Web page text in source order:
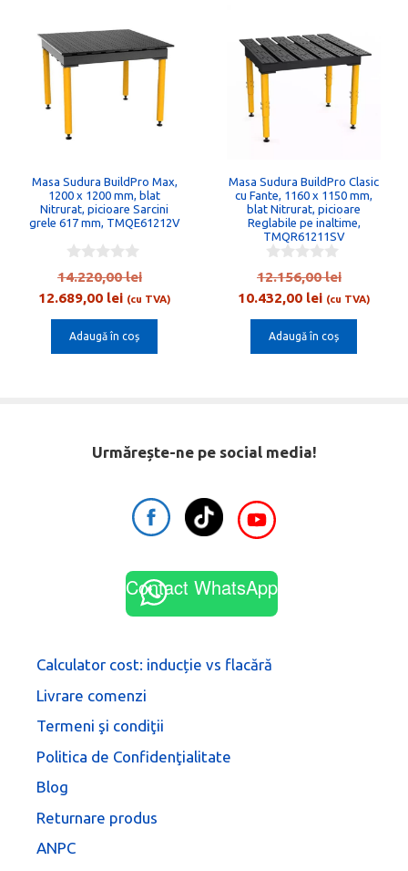
Masa Sudura BuildPro Max,
1200 x 1200 mm, blat
Nitrurat, picioare Sarcini
grele 617 mm, TMQE61212V
0
o
u
f
5
14.220,00lei
inițial
a
12.689,00 leiPrețul
curent
este:
(cu TVA)
Adaugă în coș
Masa Sudura BuildPro Clasic
cu Fante, 1160 x 1150 mm,
blat Nitrurat, picioare
Reglabile pe inaltime,
TMQR61211SV
0
o
u
f
5
12.156,00lei
inițial
a
10.432,00 leiPrețul
curent
este:
(cu TVA)
Adaugă în coș
Urmărește-ne pe social media!
Contact WhatsApp
Calculator cost: inducție vs flacără
Livrare comenzi
Termeni şi condiţii
Politica de Confidenţialitate
Blog
Returnare produs
ANPC